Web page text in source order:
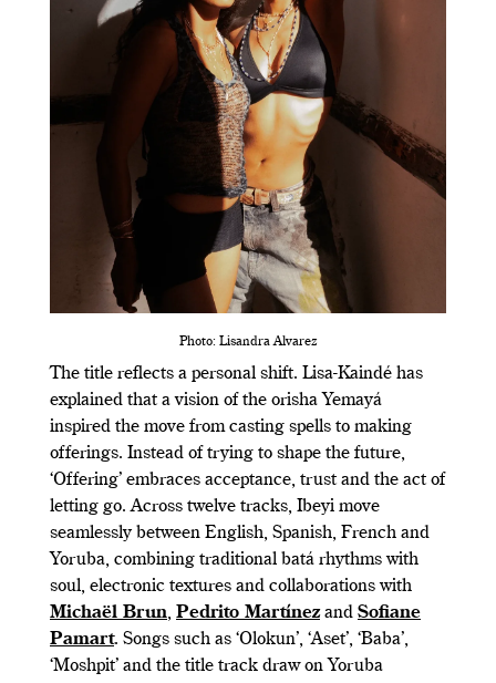
Photo: Lisandra Alvarez
The title reflects a personal shift. Lisa-Kaindé has
explained that a vision of the orisha Yemayá
inspired the move from casting spells to making
offerings. Instead of trying to shape the future,
‘Offering’ embraces acceptance, trust and the act of
letting go. Across twelve tracks, Ibeyi move
seamlessly between English, Spanish, French and
Yoruba, combining traditional batá rhythms with
soul, electronic textures and collaborations with
Michaël Brun, Pedrito Martínezand Sofiane
Pamart. Songs such as ‘Olokun’, ‘Aset’, ‘Baba’,
‘Moshpit’ and the title track draw on Yoruba